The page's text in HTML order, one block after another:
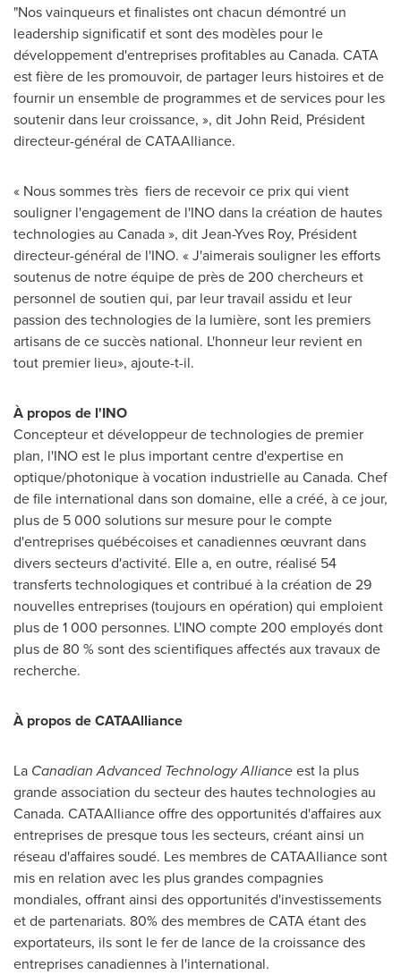
"Nos vainqueurs et finalistes ont chacun démontré un
leadership significatif et sont des modèles pour le
développement d'entreprises profitables au Canada. CATA
est fière de les promouvoir, de partager leurs histoires et de
fournir un ensemble de programmes et de services pour les
soutenir dans leur croissance, », ditJohn Reid, Président
directeur-général de CATAAlliance.
« Nous sommes très fiers de recevoir ce prix qui vient
souligner l'engagement de l'INO dans la création de hautes
technologies au Canada », ditJean-Yves Roy, Président
directeur-général de l'INO. « J'aimerais souligner les efforts
soutenus de notre équipe de près de 200 chercheurs et
personnel de soutien qui, par leur travail assidu et leur
passion des technologies de la lumière, sont les premiers
artisans de ce succès national. L'honneur leur revient en
tout premier lieu», ajoute-t-il.
À propos de l'INO
Concepteur et développeur de technologies de premier
plan, l'INO est le plus important centre d'expertise en
optique/photonique à vocation industrielle au Canada. Chef
de file international dans son domaine, elle a créé, à ce jour,
plus de 5 000 solutions sur mesure pour le compte
d'entreprises québécoises et canadiennes œuvrant dans
divers secteurs d'activité. Elle a, en outre, réalisé 54
transferts technologiques et contribué à la création de 29
nouvelles entreprises (toujours en opération) qui emploient
plus de 1 000 personnes. L'INO compte 200 employés dont
plus de 80 % sont des scientifiques affectés aux travaux de
recherche.
À propos de CATAAlliance
La Canadian Advanced Technology Allianceest la plus
grande association du secteur des hautes technologies au
Canada. CATAAlliance offre des opportunités d'affaires aux
entreprises de presque tous les secteurs, créant ainsi un
réseau d'affaires soudé. Les membres de CATAAlliance sont
mis en relation avec les plus grandes compagnies
mondiales, offrant ainsi des opportunités d'investissements
et de partenariats. 80% des membres de CATA étant des
exportateurs, ils sont le fer de lance de la croissance des
entreprises canadiennes à l'international.